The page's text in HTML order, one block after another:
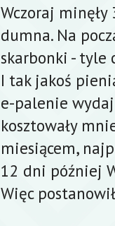
Wczoraj
dumna. Na
skarbonki - tyle
I tak jakoś
e-palenie
kosztowały
miesiącem,
12 dni później
Więc